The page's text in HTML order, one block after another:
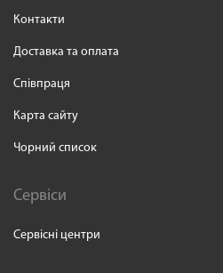
Контакти
Доставка та оплата
Співпраця
Карта сайту
Чорний список
Сервіси
Сервісні центри